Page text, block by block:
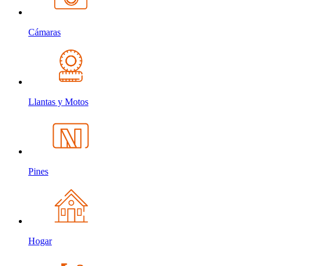
Cámaras
Llantas y Motos
Pines
Hogar